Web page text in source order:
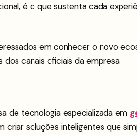
é o que sustenta cada
em conhecer o novo
canais oficiais da empresa.
de tecnologia especializada em
criar soluções inteligentes que